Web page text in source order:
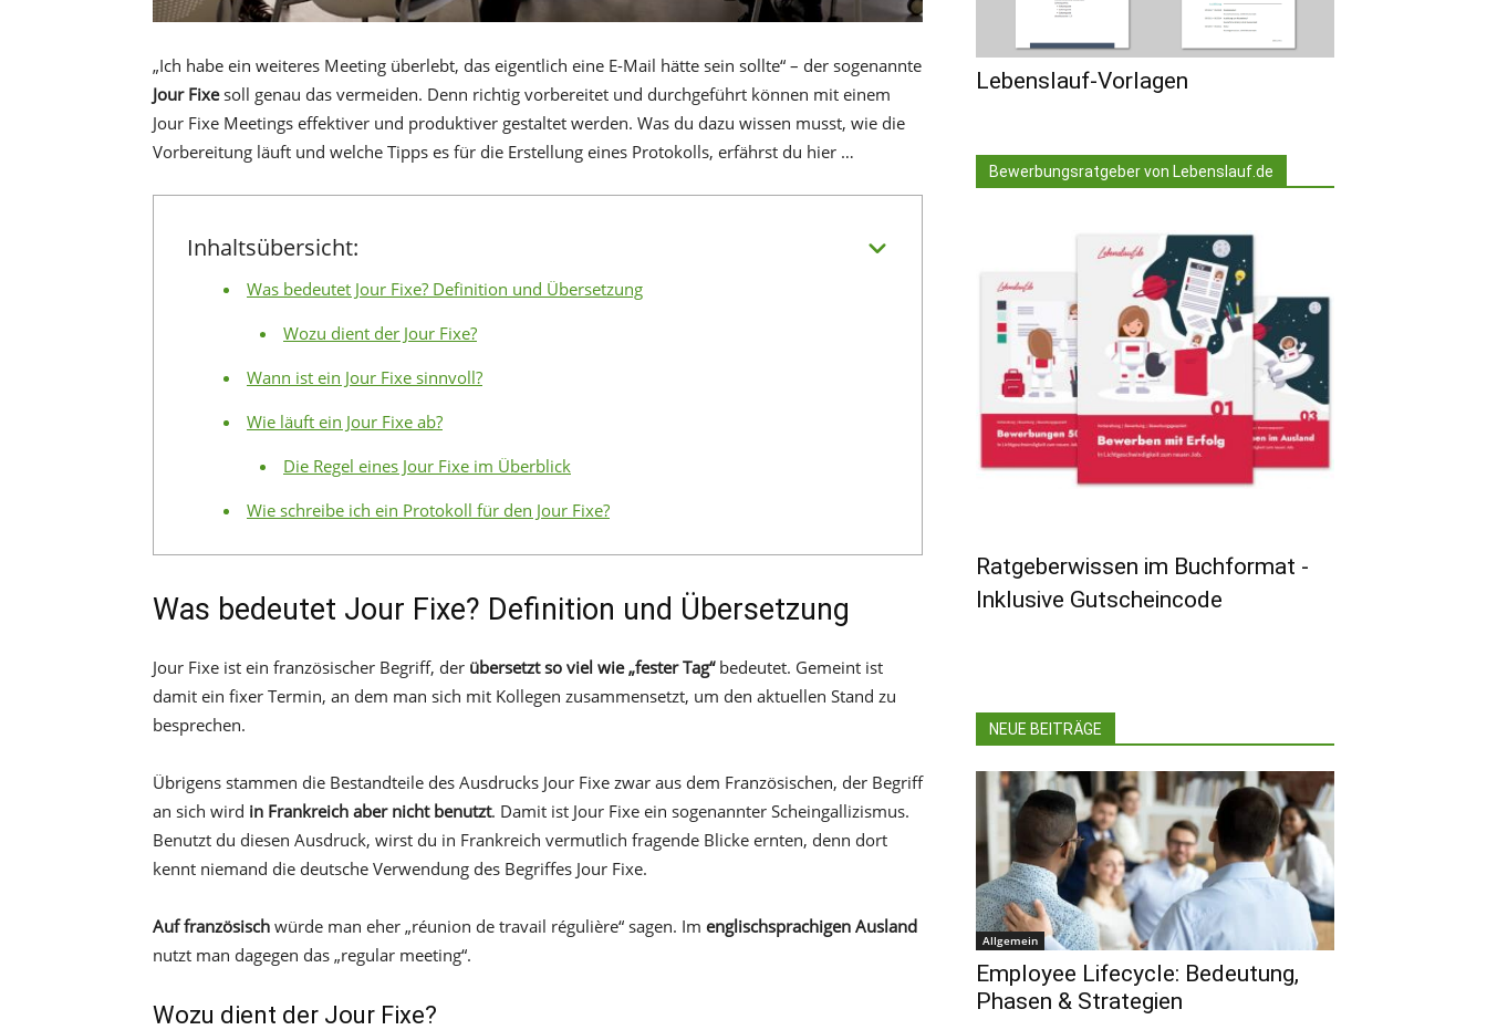
„Ich habe ein weiteres Meeting überlebt, das eigentlich eine E-Mail hätte sein sollte“ – der sogenannte
Jour Fixesoll genau das vermeiden. Denn richtig vorbereitet und durchgeführt können mit einem
Jour Fixe Meetings effektiver und produktiver gestaltet werden. Was du dazu wissen musst, wie die
Vorbereitung läuft und welche Tipps es für die Erstellung eines Protokolls, erfährst du hier …
Inhaltsübersicht:
Was bedeutet Jour Fixe? Definition und Übersetzung
Wozu dient der Jour Fixe?
Wann ist ein Jour Fixe sinnvoll?
Wie läuft ein Jour Fixe ab?
Die Regel eines Jour Fixe im Überblick
Wie schreibe ich ein Protokoll für den Jour Fixe?
Was bedeutet Jour Fixe? Definition und Übersetzung
Jour Fixe ist ein französischer Begriff, der übersetzt so viel wie „fester Tag“bedeutet. Gemeint ist
damit ein fixer Termin, an dem man sich mit Kollegen zusammensetzt, um den aktuellen Stand zu
besprechen.
Übrigens stammen die Bestandteile des Ausdrucks Jour Fixe zwar aus dem Französischen, der Begriff
an sich wird in Frankreich aber nicht benutzt. Damit ist Jour Fixe ein sogenannter Scheingallizismus.
Benutzt du diesen Ausdruck, wirst du in Frankreich vermutlich fragende Blicke ernten, denn dort
kennt niemand die deutsche Verwendung des Begriffes Jour Fixe.
Auf französisch würde man eher „réunion de travail régulière“ sagen. Im englischsprachigen Ausland
nutzt man dagegen das „regular meeting“.
Wozu dient der Jour Fixe?
Lebenslauf-Vorlagen
Bewerbungsratgeber von Lebenslauf.de
Ratgeberwissen im Buchformat -
Inklusive Gutscheincode
NEUE BEITRÄGE
Allgemein
Employee Lifecycle: Bedeutung,
Phasen & Strategien